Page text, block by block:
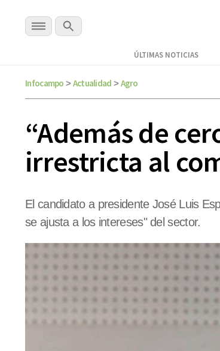
ÚLTIMAS NOTICIAS
Infocampo > Actualidad > Agro
“Además de
irrestricta al
El candidato a presidente José Luis
se ajusta a los intereses" del sector.